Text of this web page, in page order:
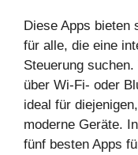
Diese Apps bieten
für alle, die eine
Steuerung
über Wi-Fi- oder
ideal für
moderne Geräte.
fünf besten Apps